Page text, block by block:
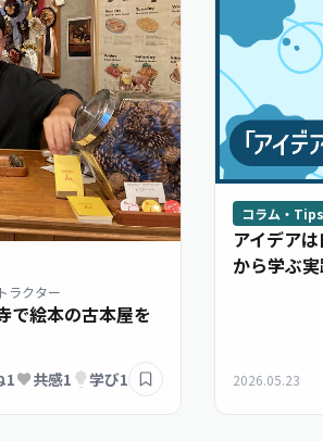
ラクター
で絵本の古本屋を
1 共感1 学び1
コラム・Tips
アイデア
から学ぶ
2026.05.23